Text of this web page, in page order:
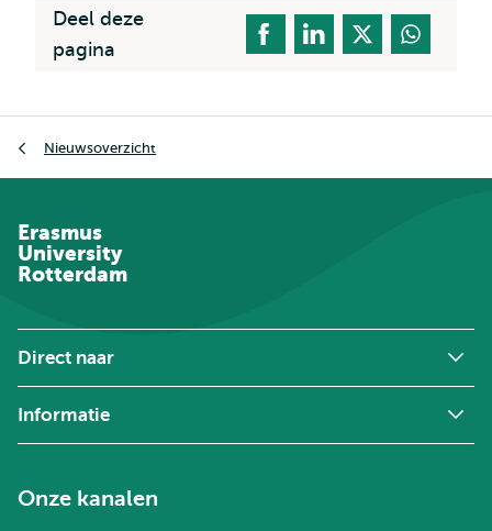
Deel deze
pagina
Nieuwsoverzicht
Erasmus
University
Rotterdam
Direct naar
Informatie
Onze kanalen